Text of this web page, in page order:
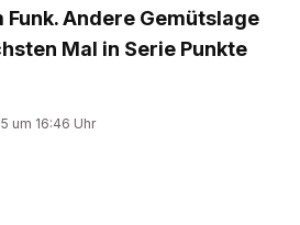
Andere Gemütslage
Mal in Serie Punkte
um 16:46 Uhr